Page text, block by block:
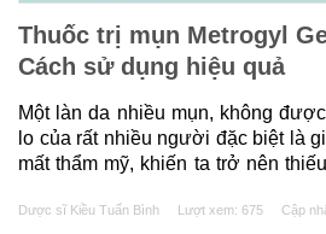
Thuốc trị mụn Metrogyl
Cách sử dụng hiệu quả
Một làn da nhiều mụn, không
lo của rất nhiều người đặc biệt là
mất thẩm mỹ, khiến ta trở nên
rất nhiều phương......
Dược sĩ Kiều Tuấn Bình Lượt xem: 675 Cập